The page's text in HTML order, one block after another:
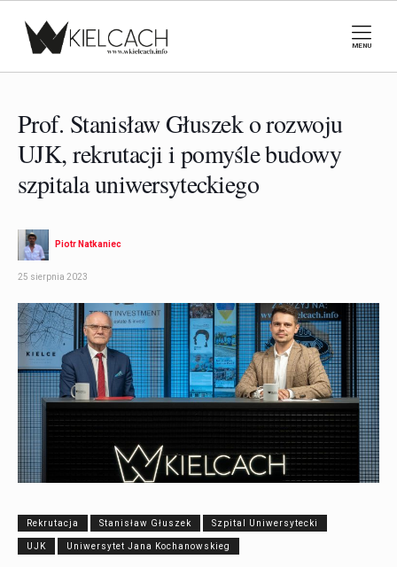
MENU
Prof. Stanisław Głuszek o rozwoju
UJK, rekrutacji i pomyśle budowy
szpitala uniwersyteckiego
Piotr Natkaniec
25 sierpnia 2023
Rekrutacja Stanisław Głuszek Szpital Uniwersytecki
UJK Uniwersytet Jana Kochanowskieg